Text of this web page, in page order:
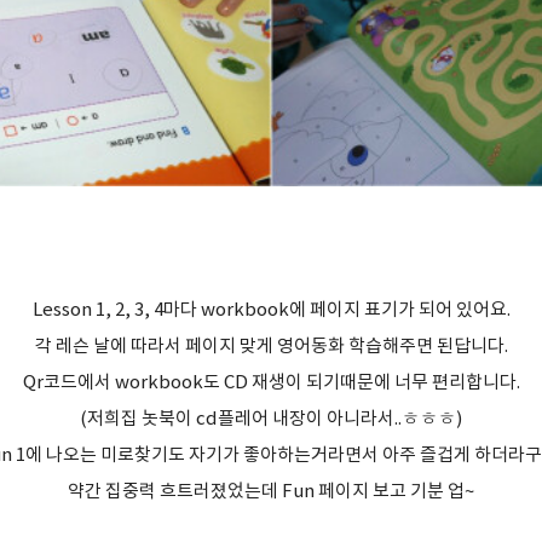
Lesson 1, 2, 3, 4마다 workbook에 페이지 표기가 되어 있어요.
각 레슨 날에 따라서 페이지 맞게 영어동화 학습해주면 된답니다.
Qr코드에서 workbook도 CD 재생이 되기때문에 너무 편리합니다.
(저희집 놋북이 cd플레어 내장이 아니라서..ㅎㅎㅎ)
1에 나오는 미로찾기도 자기가 좋아하는거라면서 아주 즐겁게 하더라
약간 집중력 흐트러졌었는데 Fun 페이지 보고 기분 업~